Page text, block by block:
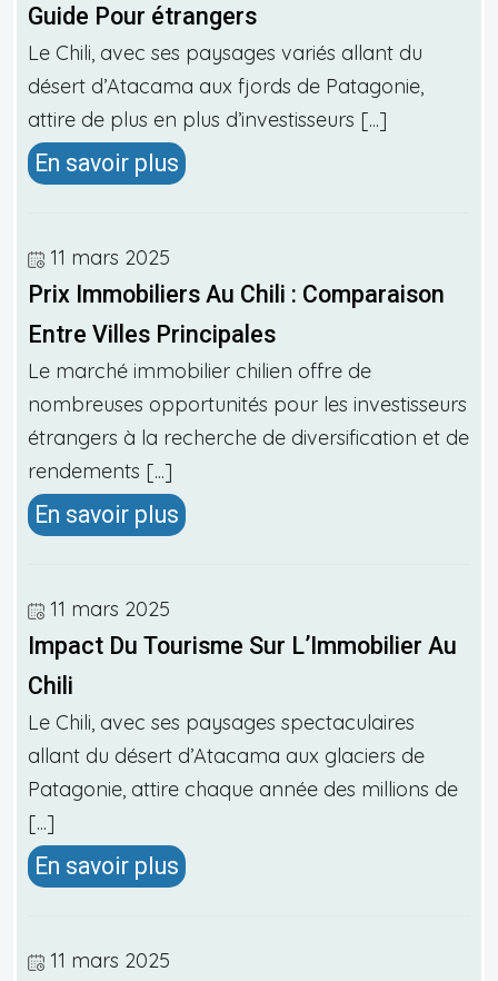
Guide Pour étrangers
Le Chili, avec ses paysages variés allant du
désert d’Atacama aux fjords de Patagonie,
attire de plus en plus d’investisseurs [...]
En savoir plus
11 mars 2025
Prix Immobiliers Au Chili : Comparaison
Entre Villes Principales
Le marché immobilier chilien offre de
nombreuses opportunités pour les investisseurs
étrangers à la recherche de diversification et de
rendements [...]
En savoir plus
11 mars 2025
Impact Du Tourisme Sur L’Immobilier Au
Chili
Le Chili, avec ses paysages spectaculaires
allant du désert d’Atacama aux glaciers de
Patagonie, attire chaque année des millions de
[...]
En savoir plus
11 mars 2025